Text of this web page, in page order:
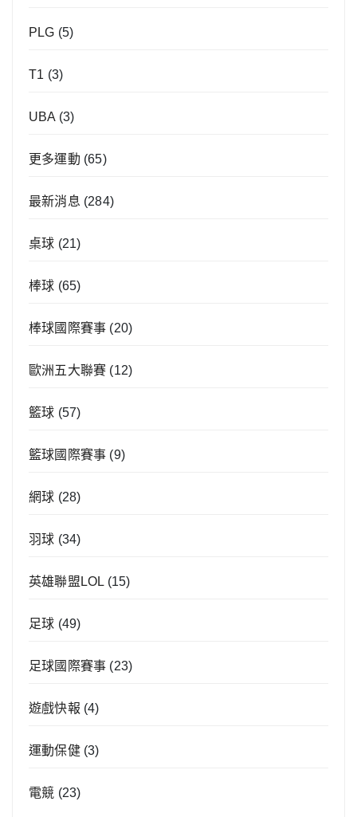
PLG (5)
T1 (3)
UBA (3)
更多運動 (65)
最新消息 (284)
桌球 (21)
棒球 (65)
棒球國際賽事 (20)
歐洲五大聯賽 (12)
籃球 (57)
籃球國際賽事 (9)
網球 (28)
羽球 (34)
英雄聯盟LOL (15)
足球 (49)
足球國際賽事 (23)
遊戲快報 (4)
運動保健(3)
電競 (23)